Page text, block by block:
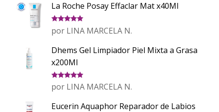
La Roche Posay Effaclar Mat x40Ml
Valorado
con
de 5
por LINA MARCELA N.
Dhems Gel Limpiador Piel Mixta a Grasa
x200Ml
Valorado
con
de 5
por LINA MARCELA N.
Eucerin Aquaphor Reparador de Labios